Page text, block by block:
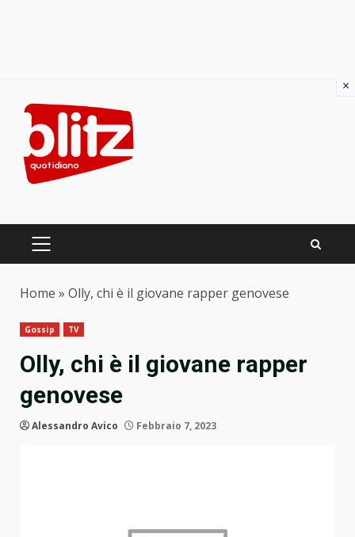
content
PRIMARY
Home » Olly, chi è il giovane rapper genovese
Gossip TV
Olly, chi è il giovane rapper
genovese
Alessandro Avico Febbraio 7, 2023
×